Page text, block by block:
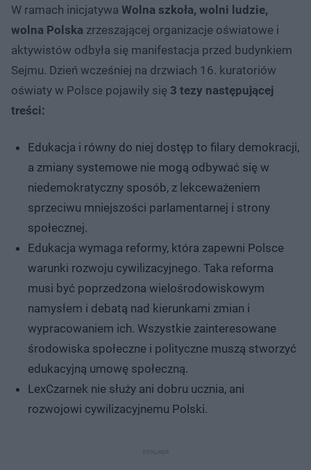
W ramach inicjatywa Wolna szkoła, wolni ludzie,
wolna Polska zrzeszającej organizacje oświatowe i
aktywistów odbyła się manifestacja przed budynkiem
Sejmu. Dzień wcześniej na drzwiach 16. kuratoriów
oświaty w Polsce pojawiły się 3 tezy następującej
treści:
Edukacja i równy do niej dostęp to filary demokracji,
a zmiany systemowe nie mogą odbywać się w
niedemokratyczny sposób, z lekceważeniem
sprzeciwu mniejszości parlamentarnej i strony
społecznej.
Edukacja wymaga reformy, która zapewni Polsce
warunki rozwoju cywilizacyjnego. Taka reforma
musi być poprzedzona wielośrodowiskowym
namysłem i debatą nad kierunkami zmian i
wypracowaniem ich. Wszystkie zainteresowane
środowiska społeczne i polityczne muszą stworzyć
edukacyjną umowę społeczną.
LexCzarnek nie służy ani dobru ucznia, ani
rozwojowi cywilizacyjnemu Polski.